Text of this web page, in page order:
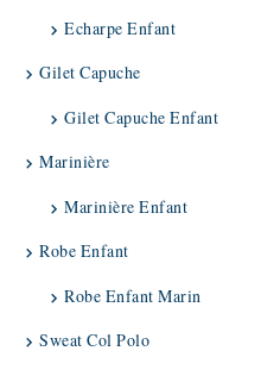
Echarpe Enfant
Gilet Capuche
Gilet Capuche Enfant
Marinière
Marinière Enfant
Robe Enfant
Robe Enfant Marin
Sweat Col Polo